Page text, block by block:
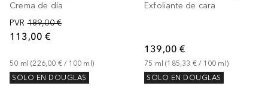
Crema de día
PVR 189,00 €
113,00 €
50 ml (226,00 € / 100 ml )
SOLO EN DOUGLAS
Exfoliante de cara
139,00 €
75 ml (185,33 € / 100 ml )
SOLO EN DOUGLAS